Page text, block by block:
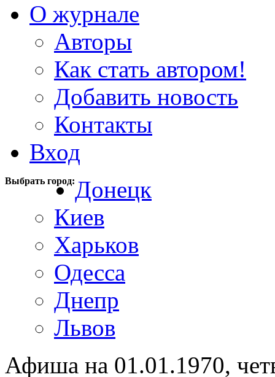
О журнале
Авторы
Как стать автором!
Добавить новость
Контакты
Вход
Выбрать город:Донецк
Киев
Харьков
Одесса
Днепр
Львов
Афиша на 01.01.1970,